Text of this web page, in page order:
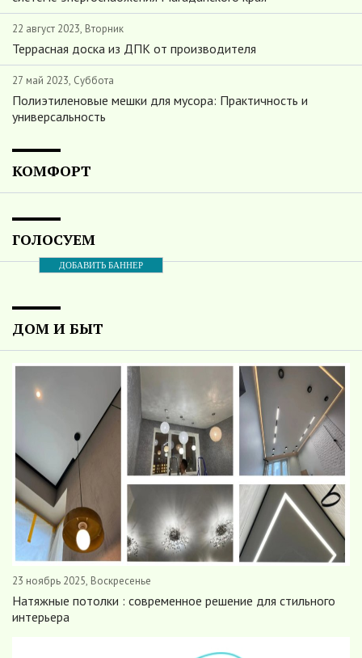
22 август 2023, Вторник
Террасная доска из ДПК от производителя
27 май 2023, Суббота
Полиэтиленовые мешки для мусора: Практичность и
универсальность
КОМФОРТ
ГОЛОСУЕМ
ДОБАВИТЬ БАННЕР
ДОМ И БЫТ
23 ноябрь 2025, Воскресенье
Натяжные потолки : современное решение для стильного
интерьера